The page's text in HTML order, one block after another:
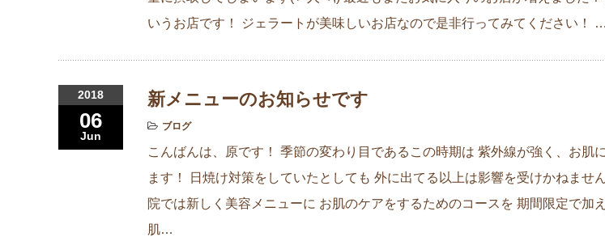
いうお店です！ ジェラートが美味しいお店なので是非行ってみてください！ …
2018
06
Jun
新メニューのお知らせです
ブログ
こんばんは、原です！ 季節の変わり目であるこの時期は 紫外線が強く、お肌
ます！ 日焼け対策をしていたとしても 外に出てる以上は影響を受けかねませ
院では新しく美容メニューに お肌のケアをするためのコースを 期間限定で加
肌…